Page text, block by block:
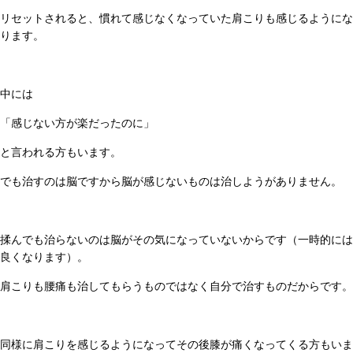
リセットされると、慣れて感じなくなっていた肩こりも感じるようにな
ります。
中には
「感じない方が楽だったのに」
と言われる方もいます。
でも治すのは脳ですから脳が感じないものは治しようがありません。
揉んでも治らないのは脳がその気になっていないからです（一時的には
良くなります）。
肩こりも腰痛も治してもらうものではなく自分で治すものだからです。
同様に肩こりを感じるようになってその後膝が痛くなってくる方もいま